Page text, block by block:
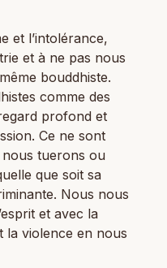
et l’intolérance,
et à ne pas nous
bouddhiste.
comme des
profond et
Ce ne sont
tuerons ou
que soit sa
Nous nous
et avec la
la violence en nous